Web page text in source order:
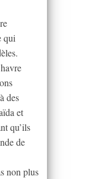
qui
des
et
qu’ils
de
non plus